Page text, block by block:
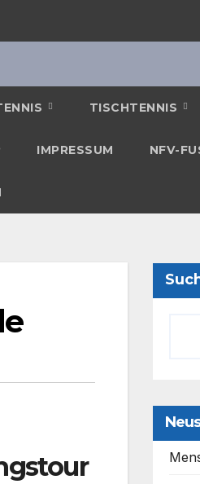
TISCHTENNIS
IMPRESSUM NFV-